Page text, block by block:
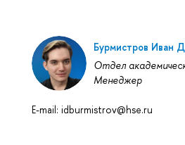
Бурмистров Иван
Отдел
Менеджер
E-mail: idburmistrov@hse.ru